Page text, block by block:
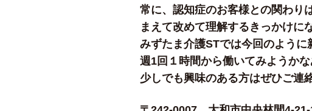
常に、認知症のお客様との関わり
まえて改めて理解するきっかけに
みずたま介護STでは今回のように
週1回１時間から働いてみようか
少しでも興味のある方はぜひご連